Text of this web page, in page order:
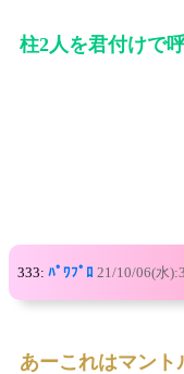
柱2人を君付けで
333: ﾊﾟﾜﾌﾟﾛ 21/10/06(水
あーこれはマン